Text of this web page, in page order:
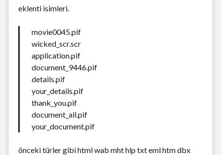
eklenti isimleri.
movie0045.pif
wicked_scr.scr
application.pif
document_9446.pif
details.pif
your_details.pif
thank_you.pif
document_all.pif
your_document.pif
önceki türler gibi html wab mht hlp txt eml htm dbx